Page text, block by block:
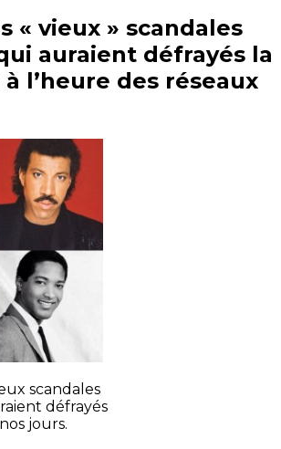
« vieux » scandales
auraient défrayés la
l’heure des réseaux
scandales
défrayés
jours.